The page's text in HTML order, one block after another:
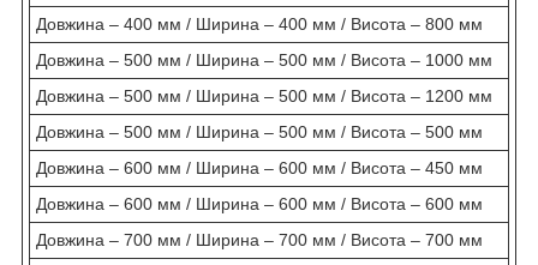
Довжина – 400 мм / Ширина – 400 мм / Висота – 800 мм
Довжина – 500 мм / Ширина – 500 мм / Висота – 1000 мм
Довжина – 500 мм / Ширина – 500 мм / Висота – 1200 мм
Довжина – 500 мм / Ширина – 500 мм / Висота – 500 мм
Довжина – 600 мм / Ширина – 600 мм / Висота – 450 мм
Довжина – 600 мм / Ширина – 600 мм / Висота – 600 мм
Довжина – 700 мм / Ширина – 700 мм / Висота – 700 мм